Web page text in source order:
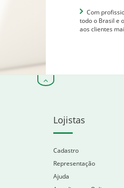
Com
todo o Brasil e
aos clientes
Lojistas
Cadastro
Representação
Ajuda